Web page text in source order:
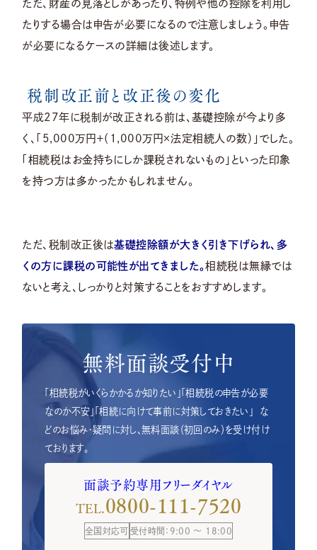
ただ、財産の見落としがあったり、特例や他の控除を利用し
たりする場合は申告が必要になるので注意しましょう。申告
が必要になるケースの詳細は後述します。
税制改正前と改正後の変化
平成27年に税制が改正される前は、基礎控除が今より多
く、「5,000万円＋（1,000万円×法定相続人の数）」でした。
「相続税はお金持ちにしか課税されないもの」といった印象
を持つ方は多かったかもしれません。
ただ、税制改正後は基礎控除額が大きく引き下げられ、多
くの方に課税の可能性が出てきました。相続税は無縁では
ないと考え、しっかりと対策することをおすすめします。
無料面談受付中
「相続税がいくらかかるか知りたい」「相続税の申告が必要
なのか不安」「相続に向けて事前に対策しておきたい」 な
どのお悩み・疑問に対し、無料面談（初回のみ）を受け付け
ております。
面談予約専用フリーダイヤル
TEL.0800-111-7520
全国対応可 受付時間：9:00 ～ 18:00